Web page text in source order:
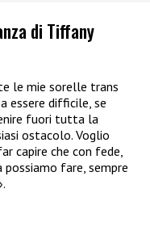
di Tiffany
le mie sorelle trans
essere difficile, se
fuori tutta la
ostacolo. Voglio
capire che con fede,
fare, sempre